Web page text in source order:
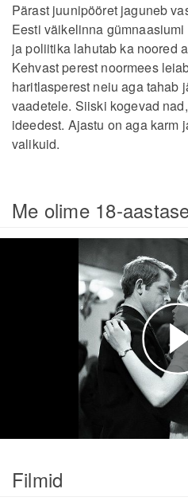
Pärast juunipööret jaguneb
Eesti väikelinna
ja poliitika lahutab ka noored
Kehvast perest noormees
haritlasperest neiu aga tahab
vaadetele. Siiski kogevad
ideedest. Ajastu on aga karm
valikuid.
Me olime 18-
Filmid